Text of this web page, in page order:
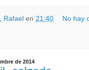
Rafael en 21:40 No hay
de 2014